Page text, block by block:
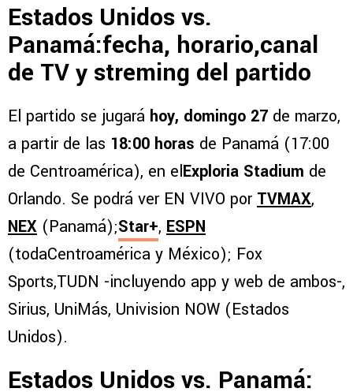
Estados Unidos vs.
Panamá:fecha, horario,canal
de TV y streming del partido
El partido se jugará hoy, domingo 27 de marzo,
a partir de las 18:00 horas de Panamá (17:00
de Centroamérica), en elExploria Stadium de
Orlando. Se podrá ver EN VIVO por TVMAX,
NEX (Panamá);Star+, ESPN
(todaCentroamérica y México); Fox
Sports,TUDN -incluyendo app y web de ambos-,
Sirius, UniMás, Univision NOW (Estados
Unidos).
Estados Unidos vs. Panamá: